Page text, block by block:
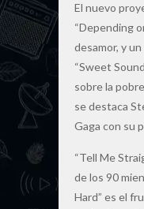
El nuevo
“Depending
desamor, y
“Sweet
sobre la
se destaca
Gaga con su
“Tell Me
de los 90
Hard” es el